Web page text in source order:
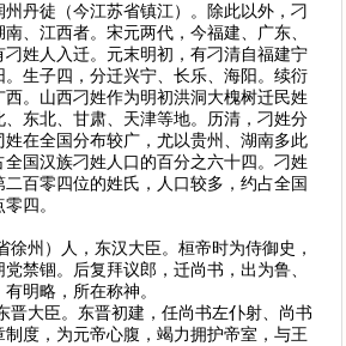
丹徒（今江苏省镇江）。除此以外，刁
、江西者。宋元两代，今福建、广东、
刁姓人入迁。元末明初，有刁清自福建宁
生子四，分迁兴宁、长乐、海阳。续衍
。山西刁姓作为明初洪洞大槐树迁民姓
、东北、甘肃、天津等地。历清，刁姓分
在全国分布较广，尤以贵州、湖南多此
国汉族刁姓人口的百分之六十四。刁姓
百零四位的姓氏，人口较多，约占全国
四。
徐州）人，东汉大臣。桓帝时为侍御史，
禁锢。后复拜议郎，迁尚书，出为鲁、
明略，所在称神。
晋大臣。东晋初建，任尚书左仆射、尚书
度，为元帝心腹，竭力拥护帝室，与王